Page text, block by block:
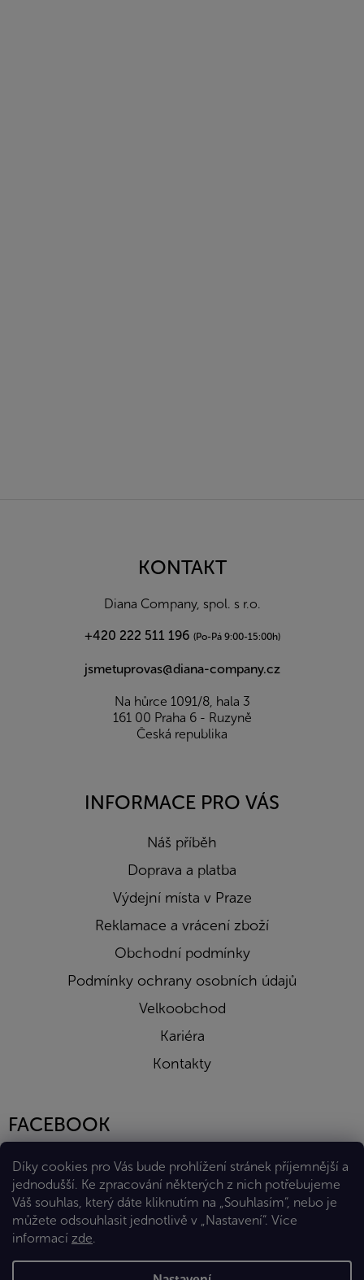
Díky cookies pro Vás bude prohlížení stránek příjemnější a
jednodušší. Ke zpracování některých z nich potřebujeme
Váš souhlas, který dáte kliknutím na „Souhlasím“, nebo je
můžete odsouhlasit jednotlivě v „Nastavení“. Více
informací zde.
KONTAKT
Diana Company, spol. s r.o.
+420 222 511 196 (Po-Pá 9:00-15:00h)
jsmetuprovas@diana-company.cz
Na hůrce 1091/8, hala 3
161 00 Praha 6 - Ruzyně
Česká republika
INFORMACE PRO VÁS
Náš příběh
Doprava a platba
Výdejní místa v Praze
Reklamace a vrácení zboží
Obchodní podmínky
Podmínky ochrany osobních údajů
Velkoobchod
Kariéra
Kontakty
FACEBOOK
Vytvořil Shoptet Premium